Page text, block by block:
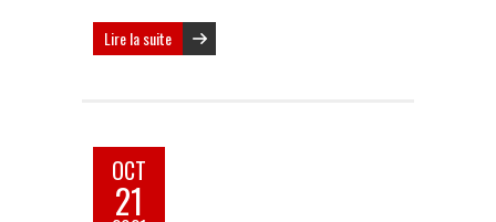
Lire la suite
OCT
21